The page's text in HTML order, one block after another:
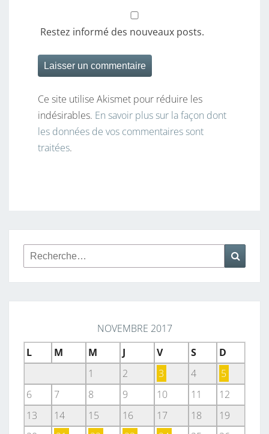
Restez informé des nouveaux posts.
Ce site utilise Akismet pour réduire les
indésirables. En savoir plus sur la façon dont
les données de vos commentaires sont
traitées.
Rechercher :
NOVEMBRE 2017
L
M M J V S
D
1
2 3 4
5
6
7 8 9 10 11
12
13
14 15 16 17 18
19